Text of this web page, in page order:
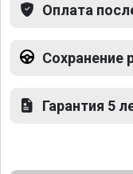
Оплата
Сохранение
Гарантия 5